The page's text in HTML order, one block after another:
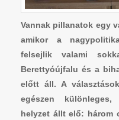
Vannak pillanatok egy
amikor a
felsejlik valami
Berettyóújfalu és a
előtt áll. A
egészen
helyzet állt elő: három